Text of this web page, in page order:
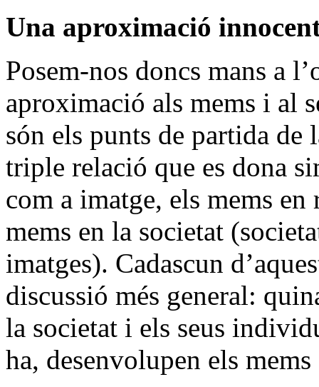
Una aproximació
Posem-nos doncs mans a
aproximació als mems i al
són els punts de partida
triple relació que es dona
com a imatge, els mems
mems en la societat
imatges). Cadascun
discussió més general:
la societat i els seus
ha, desenvolupen els